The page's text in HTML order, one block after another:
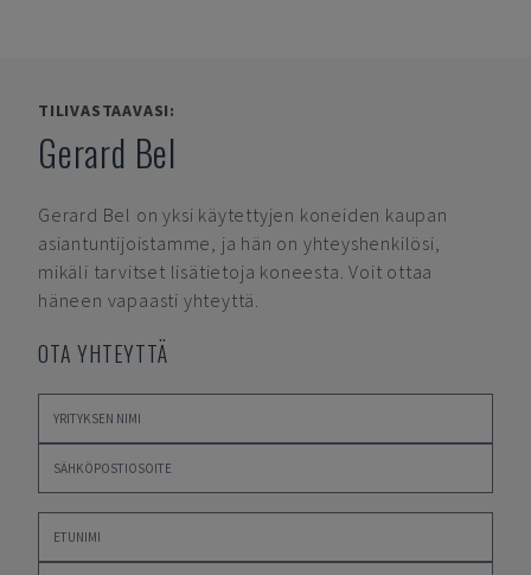
TILIVASTAAVASI:
Gerard Bel
Gerard Bel on yksi käytettyjen koneiden kaupan
asiantuntijoistamme, ja hän on yhteyshenkilösi,
mikäli tarvitset lisätietoja koneesta. Voit ottaa
häneen vapaasti yhteyttä.
OTA YHTEYTTÄ